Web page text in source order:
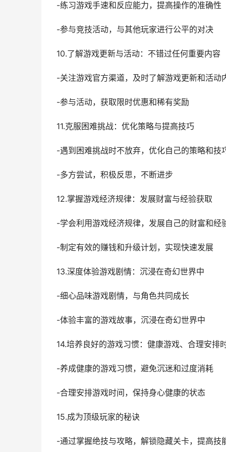
-练习游戏手速和反应能力，提高操作的准确性
-参与竞技活动，与其他玩家进行公平的对决
10.了解游戏更新与活动：不错过任何重要内容
-关注游戏官方渠道，及时了解游戏更新和活动
-参与活动，获取限时优惠和稀有奖励
11.克服困难挑战：优化策略与提高技巧
-遇到困难挑战时不放弃，优化自己的策略和技
-多方尝试，积极反思，不断进步
12.掌握游戏经济规律：发展财富与经验获取
-学会利用游戏经济规律，发展自己的财富和经
-制定有效的赚钱和升级计划，实现快速发展
13.深度体验游戏剧情：沉浸在奇幻世界中
-细心品味游戏剧情，与角色共同成长
-体验丰富的游戏故事，沉浸在奇幻世界中
14.培养良好的游戏习惯：健康游戏、合理安排
-养成健康的游戏习惯，避免沉迷和过度消耗
-合理安排游戏时间，保持身心健康的状态
15.成为顶级玩家的秘诀
-通过掌握绝技与攻略，解锁隐藏关卡，提高技